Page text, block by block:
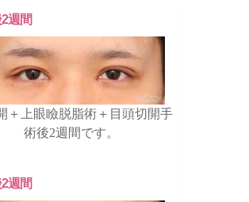
週間
＋上眼瞼脱脂術＋目頭切開手
術後2週間です。
週間